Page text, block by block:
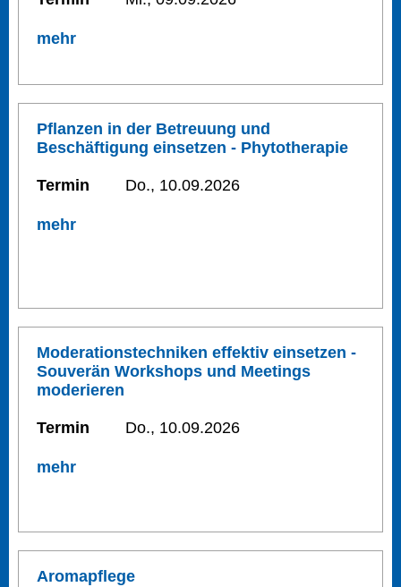
mehr
Pflanzen in der Betreuung und
Beschäftigung einsetzen - Phytotherapie
Termin Do., 10.09.2026
mehr
Moderationstechniken effektiv einsetzen -
Souverän Workshops und Meetings
moderieren
Termin Do., 10.09.2026
mehr
Aromapflege